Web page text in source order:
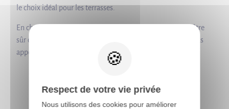
le choix idéal pour les terrasses.
En choisissant une terrasse en bois Accoya, vous pouvez être
sûr d'investir dans un produit de qualité supérieure qui vous
apportera satisfaction pendant de nombreuses années.
Respect de votre vie privée
Nous utilisons des cookies pour améliorer